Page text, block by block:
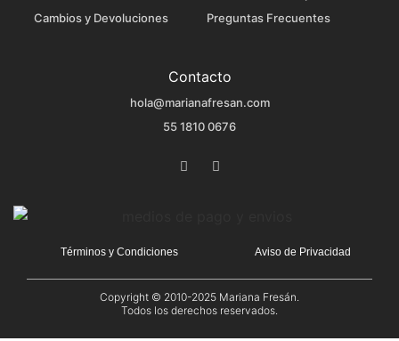
Cambios y Devoluciones
Preguntas Frecuentes
Contacto
hola@marianafresan.com
55 1810 0676
Términos y Condiciones Aviso de Privacidad
Copyright © 2010-2025 Mariana Fresán.
Todos los derechos reservados.